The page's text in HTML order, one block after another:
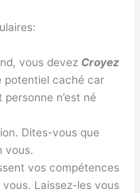
vous devez Croyez
potentiel caché car
n’est né
Dites-vous que
vous.
vos compétences
Laissez-les vous